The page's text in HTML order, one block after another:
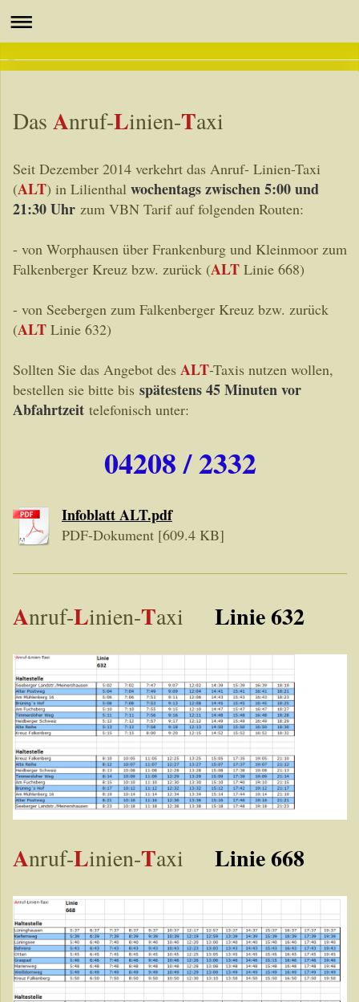
Das Anruf-Linien-Taxi
Seit Dezember 2014 verkehrt das Anruf- Linien-Taxi
(ALT) in Lilienthal wochentags zwischen 5:00 und
21:30 Uhr zum VBN Tarif auf folgenden Routen:
- von Worphausen über Frankenburg und Kleinmoor zum
Falkenberger Kreuz bzw. zurück (ALT Linie 668)
- von Seebergen zum Falkenberger Kreuz bzw. zurück
(ALT Linie 632)
Sollten Sie das Angebot des ALT-Taxis nutzen wollen,
bestellen sie bitte bis spätestens 45 Minuten vor
Abfahrtzeit telefonisch unter:
04208 / 2332
Infoblatt ALT.pdf
PDF-Dokument [609.4 KB]
Anruf-Linien-Taxi Linie 632
Anruf-Linien-Taxi Linie 668